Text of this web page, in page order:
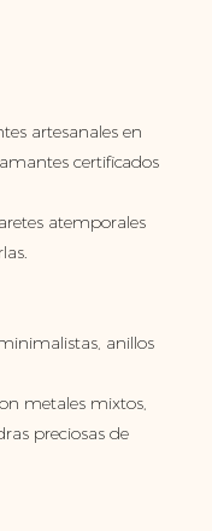
artesanales en
certificados
atemporales
anillos
metales mixtos,
preciosas de